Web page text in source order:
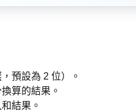
預設為 2 位）。
算的結果。
結果。